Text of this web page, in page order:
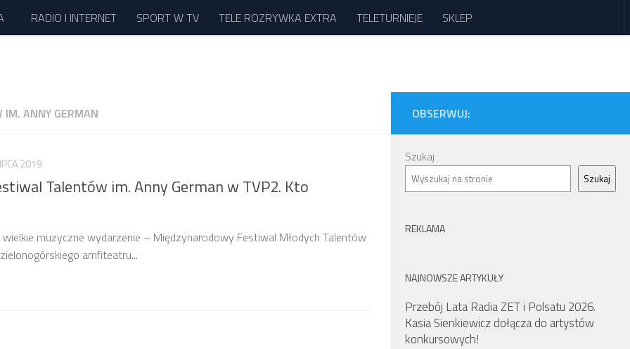
RADIO I INTERNET SPORT W TV TELE ROZRYWKA EXTRA TELETURNIEJE SKLEP
IM. ANNY GERMAN
2019
Talentów im. Anny German w TVP2. Kto
wielkie muzyczne wydarzenie – Międzynarodowy Festiwal Młodych Talentów
amfiteatru...
OBSERWUJ:
Szukaj
Szukaj
REKLAMA
NAJNOWSZE ARTYKUŁY
Przebój Lata Radia ZET i Polsatu 2026.
Kasia Sienkiewicz dołącza do artystów
konkursowych!